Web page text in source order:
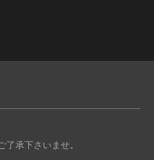
承下さいませ。